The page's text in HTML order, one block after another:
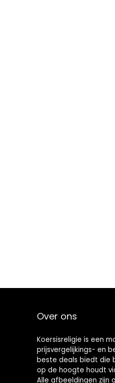
Over ons
Koersisreligie is een
prijsvergelijkings- en
beste deals biedt die
op de hoogte houdt
Alle afbeeldingen zijn